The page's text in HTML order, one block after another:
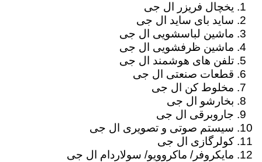
یخچال فریزر ال جی
ساید بای ساید ال جی
ماشین لباسشویی ال جی
ماشین ظرفشویی ال جی
تلفن های هوشمند ال جی
قطعات صنعتی ال جی
مخلوط کن ال جی
بخارشو ال جی
جاروبرقی ال جی
سیستم صوتی و تصویری ال جی
کولرگازی ال جی
مایکروفر/ ماکروویو/ سولاردام ال جی